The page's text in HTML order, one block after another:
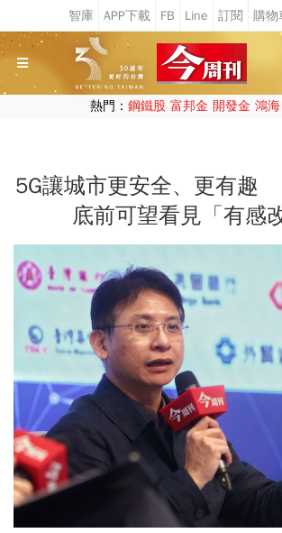
熱門： 鋼鐵股 富邦金 開發金 鴻海
5G讓城市更安全、更有趣
底前可望看見「有感